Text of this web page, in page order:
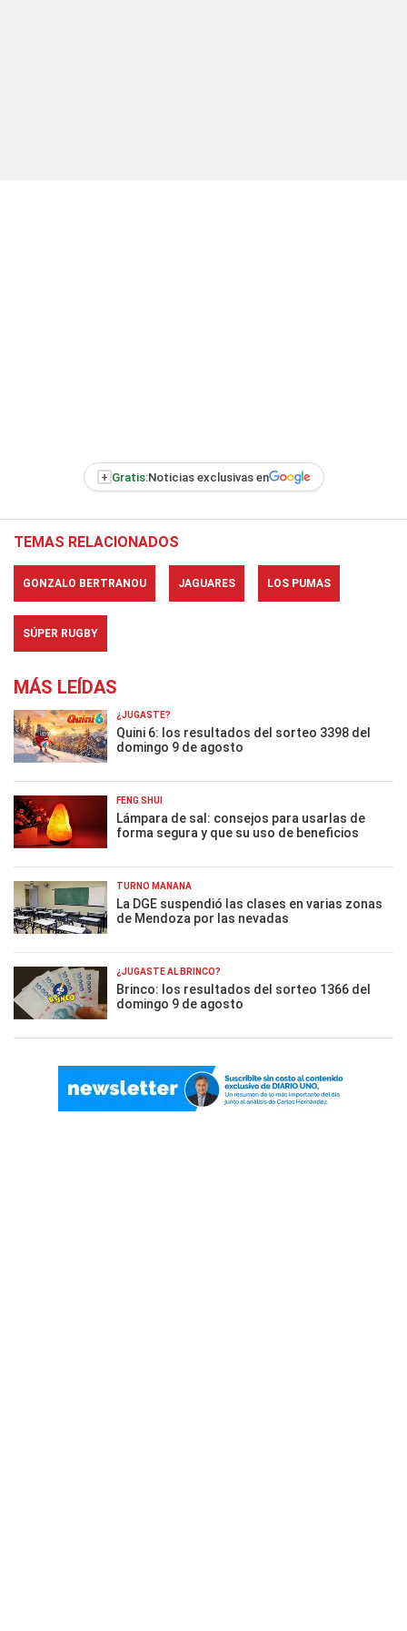
+ Gratis:Noticias exclusivas en
TEMAS RELACIONADOS
GONZALO BERTRANOU JAGUARES LOS PUMAS
SÚPER RUGBY
MÁS LEÍDAS
¿JUGASTE?
Quini 6: los resultados del sorteo 3398 del
domingo 9 de agosto
FENG SHUI
Lámpara de sal: consejos para usarlas de
forma segura y que su uso de beneficios
TURNO MAÑANA
La DGE suspendió las clases en varias zonas
de Mendoza por las nevadas
¿JUGASTE AL BRINCO?
Brinco: los resultados del sorteo 1366 del
domingo 9 de agosto